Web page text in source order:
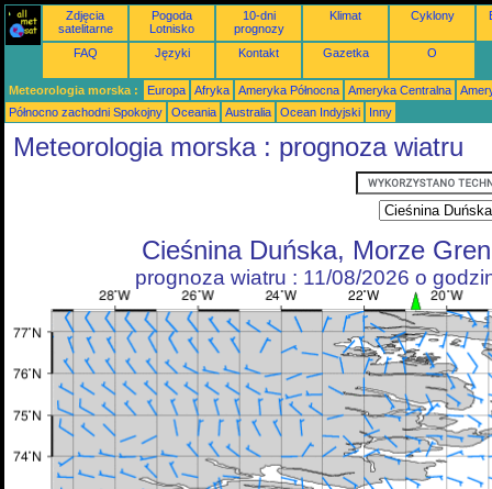
Zdjęcia
satelitarne
Pogoda
Lotnisko
10-dni
prognozy
Klimat Cyklony
FAQ Języki Kontakt Gazetka O
Meteorologia morska : Europa Afryka Ameryka Północna Ameryka Centralna
Północno zachodni Spokojny
Oceania Australia Ocean Indyjski Inny
Meteorologia morska : prognoza wiatru
Cieśnina Duńska, Morze
prognoza wiatru : 11/08/2026 o